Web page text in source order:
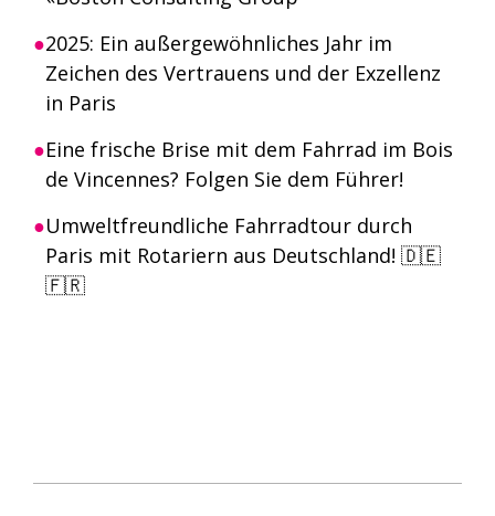
2025: Ein außergewöhnliches Jahr im
Zeichen des Vertrauens und der Exzellenz
in Paris
Eine frische Brise mit dem Fahrrad im Bois
de Vincennes? Folgen Sie dem Führer!
Umweltfreundliche Fahrradtour durch
Paris mit Rotariern aus Deutschland! 🇩🇪
🇫🇷